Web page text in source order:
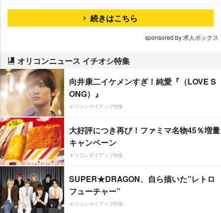
続きはこちら
sponsored by 求人ボックス
オリコンニュース イチオシ特集
向井康二イケメンすぎ！純愛『（LOVE S
ONG）』
オリコンタイアップ特集
大好評につき再び！ファミマ名物45％増量
キャンペーン
オリコンタイアップ特集
SUPER★DRAGON、自ら描いた”レトロ
フューチャー”
オリコンタイアップ特集